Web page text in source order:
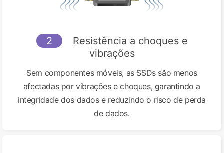
2
Resistência a choques e
vibrações
Sem componentes móveis, as SSDs são menos
afectadas por vibrações e choques, garantindo a
integridade dos dados e reduzindo o risco de perda
de dados.